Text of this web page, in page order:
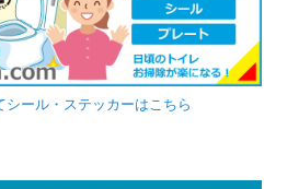
シール・ステッカーはこちら